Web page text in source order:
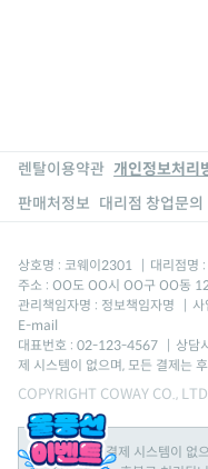
렌탈이용약관 개인정보처리
판매처정보 대리점 창업문의
상호명 : 코웨이2301 | 대리점명
주소 : OO도 OO시 OO구 OO동
관리책임자명 : 정보책임자명
|
E-mail
대표번호 : 02-123-4567 | 상담
제 시스템이 없으며, 모든 결제는
COPYRIGHT COWAY CO.,
본 쇼핑몰은 결제 시스템이 없